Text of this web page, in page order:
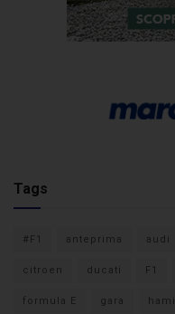
Tags
#F1 anteprima audi
citroen ducati F1
formula E gara